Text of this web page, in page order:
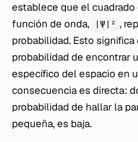
establece que el
función de onda,
|Ψ|² ,
probabilidad. Esto significa
probabilidad de encontrar
específico del espacio en
consecuencia es directa:
probabilidad de hallar la
pequeña, es baja.